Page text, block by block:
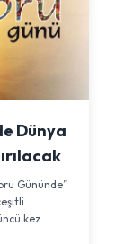
Dünya
Gününde”
kez